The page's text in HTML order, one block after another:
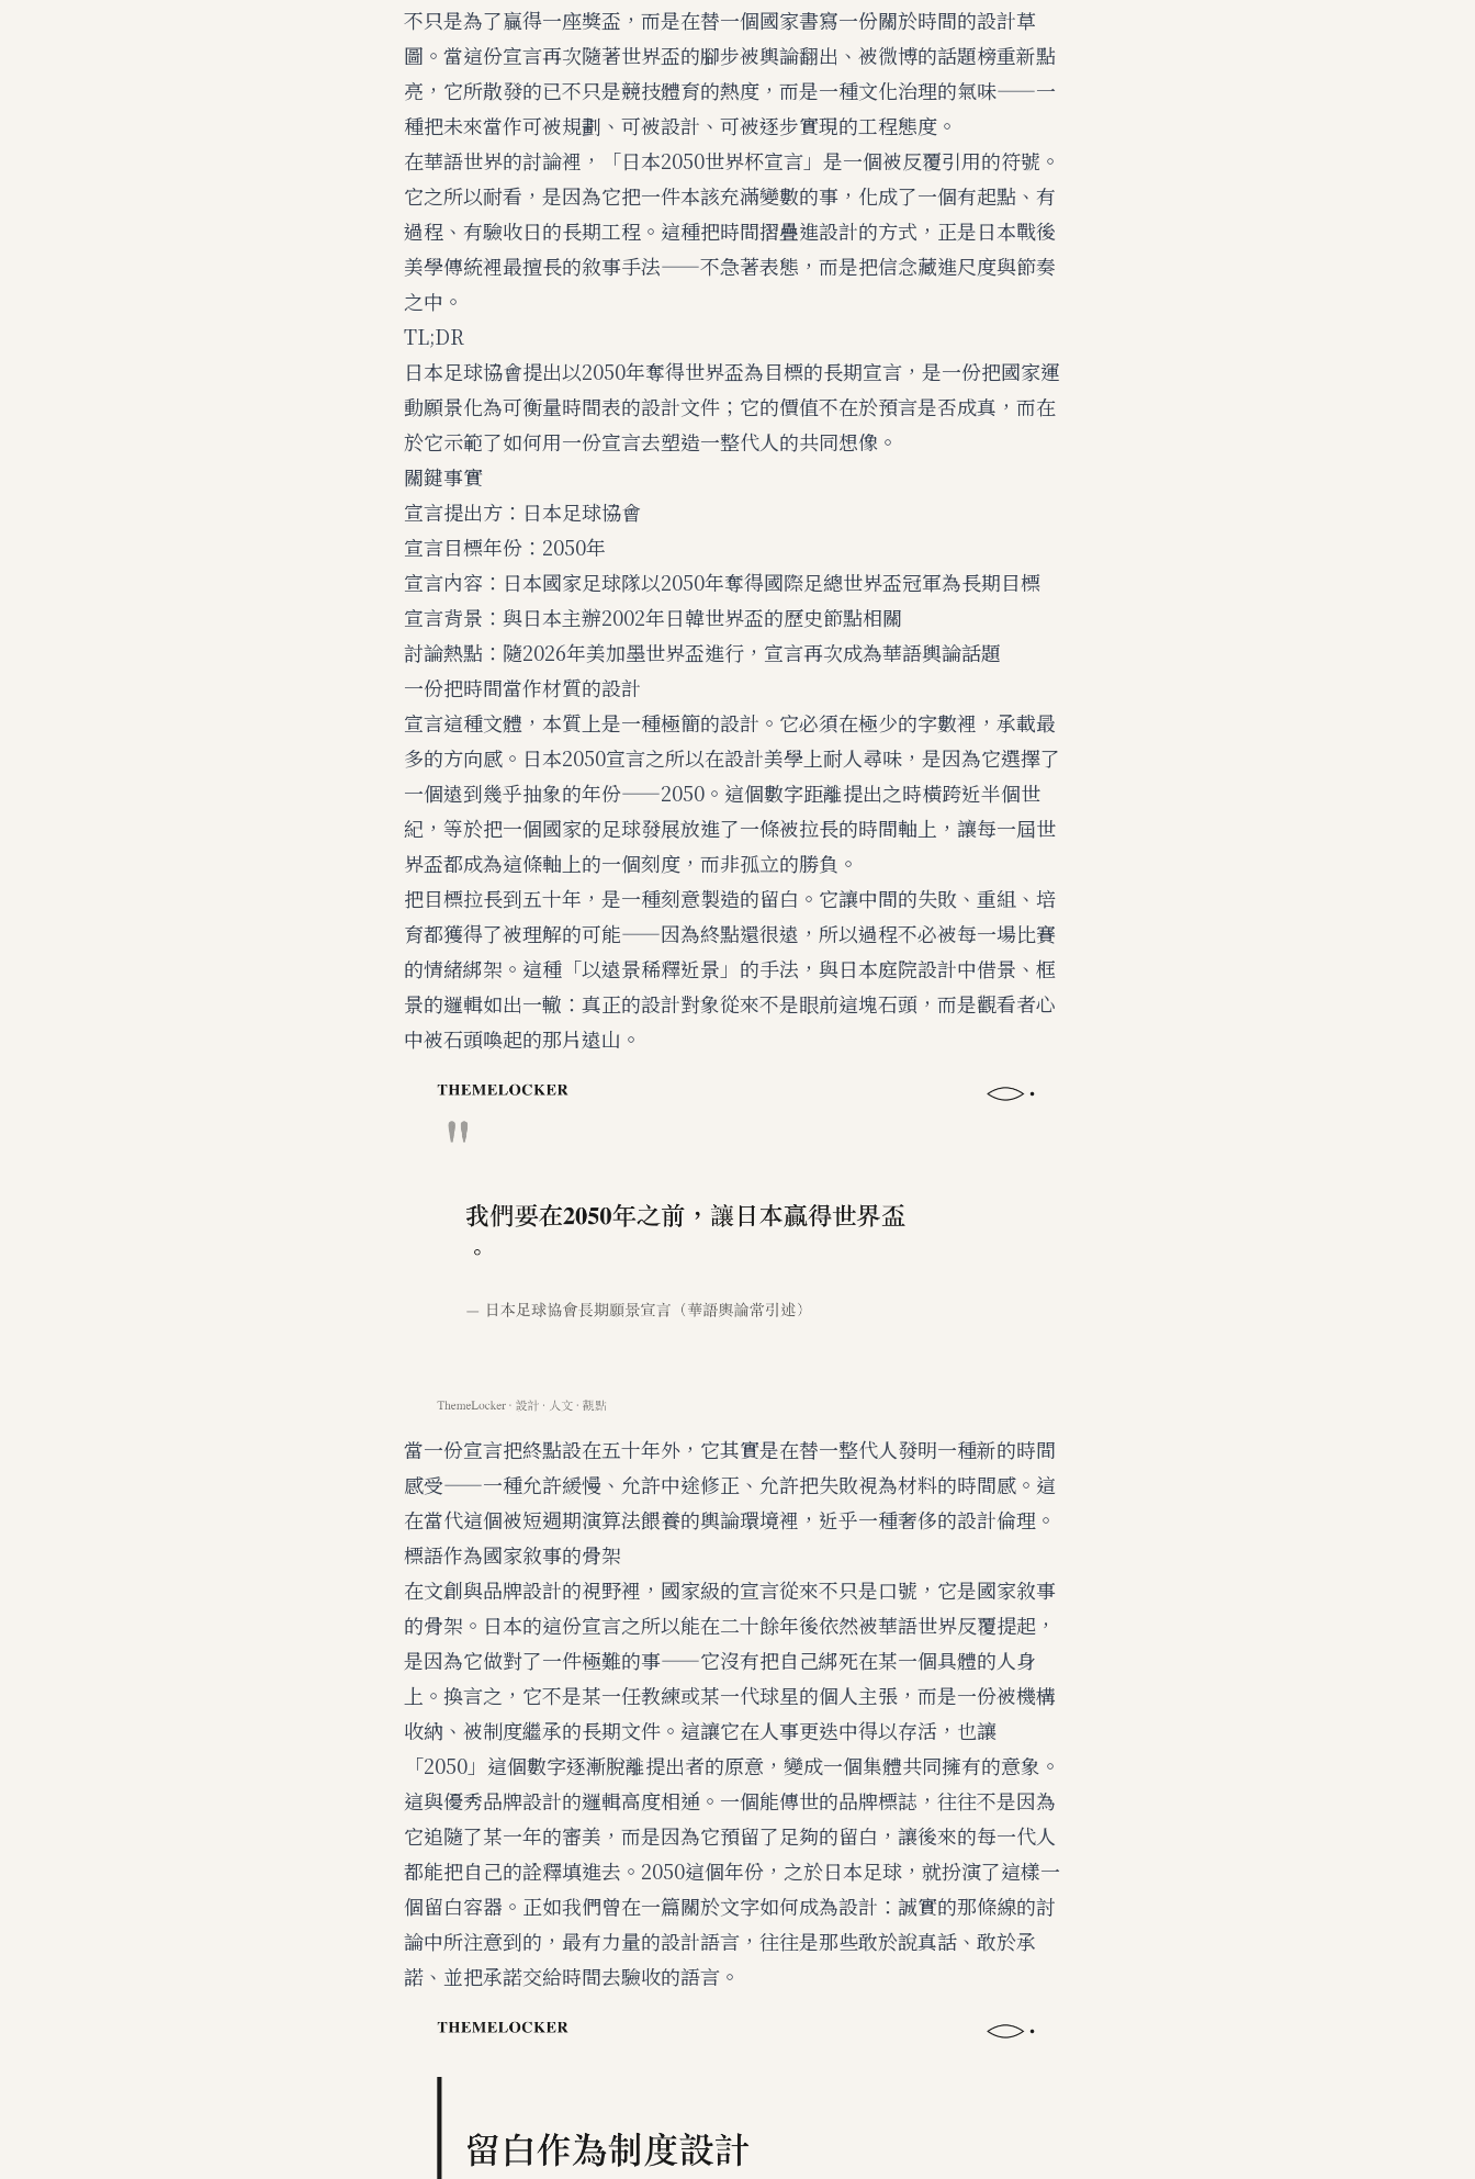
不只是為了贏得一座獎盃，而是在替一個國家書寫一份關於時間的設計草
圖。當這份宣言再次隨著世界盃的腳步被輿論翻出、被微博的話題榜重新點
亮，它所散發的已不只是競技體育的熱度，而是一種文化治理的氣味——一
種把未來當作可被規劃、可被設計、可被逐步實現的工程態度。
在華語世界的討論裡，「日本2050世界杯宣言」是一個被反覆引用的符號。
它之所以耐看，是因為它把一件本該充滿變數的事，化成了一個有起點、有
過程、有驗收日的長期工程。這種把時間摺疊進設計的方式，正是日本戰後
美學傳統裡最擅長的敘事手法——不急著表態，而是把信念藏進尺度與節奏
之中。
TL;DR
日本足球協會提出以2050年奪得世界盃為目標的長期宣言，是一份把國家運
動願景化為可衡量時間表的設計文件；它的價值不在於預言是否成真，而在
於它示範了如何用一份宣言去塑造一整代人的共同想像。
關鍵事實
宣言提出方：日本足球協會
宣言目標年份：2050年
宣言內容：日本國家足球隊以2050年奪得國際足總世界盃冠軍為長期目標
宣言背景：與日本主辦2002年日韓世界盃的歷史節點相關
討論熱點：隨2026年美加墨世界盃進行，宣言再次成為華語輿論話題
一份把時間當作材質的設計
宣言這種文體，本質上是一種極簡的設計。它必須在極少的字數裡，承載最
多的方向感。日本2050宣言之所以在設計美學上耐人尋味，是因為它選擇了
一個遠到幾乎抽象的年份——2050。這個數字距離提出之時橫跨近半個世
紀，等於把一個國家的足球發展放進了一條被拉長的時間軸上，讓每一屆世
界盃都成為這條軸上的一個刻度，而非孤立的勝負。
把目標拉長到五十年，是一種刻意製造的留白。它讓中間的失敗、重組、培
育都獲得了被理解的可能——因為終點還很遠，所以過程不必被每一場比賽
的情緒綁架。這種「以遠景稀釋近景」的手法，與日本庭院設計中借景、框
景的邏輯如出一轍：真正的設計對象從來不是眼前這塊石頭，而是觀看者心
中被石頭喚起的那片遠山。
當一份宣言把終點設在五十年外，它其實是在替一整代人發明一種新的時間
感受——一種允許緩慢、允許中途修正、允許把失敗視為材料的時間感。這
在當代這個被短週期演算法餵養的輿論環境裡，近乎一種奢侈的設計倫理。
標語作為國家敘事的骨架
在文創與品牌設計的視野裡，國家級的宣言從來不只是口號，它是國家敘事
的骨架。日本的這份宣言之所以能在二十餘年後依然被華語世界反覆提起，
是因為它做對了一件極難的事——它沒有把自己綁死在某一個具體的人身
上。換言之，它不是某一任教練或某一代球星的個人主張，而是一份被機構
收納、被制度繼承的長期文件。這讓它在人事更迭中得以存活，也讓
「2050」這個數字逐漸脫離提出者的原意，變成一個集體共同擁有的意象。
這與優秀品牌設計的邏輯高度相通。一個能傳世的品牌標誌，往往不是因為
它追隨了某一年的審美，而是因為它預留了足夠的留白，讓後來的每一代人
都能把自己的詮釋填進去。2050這個年份，之於日本足球，就扮演了這樣一
個留白容器。正如我們曾在一篇關於文字如何成為設計：誠實的那條線的討
論中所注意到的，最有力量的設計語言，往往是那些敢於說真話、敢於承
諾、並把承諾交給時間去驗收的語言。